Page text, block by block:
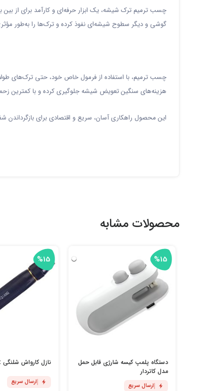
چسب ترمیم ترک شیشه، یک ابزار حرفه‌ای و کارآمد برای از
گوشی و دیگر سطوح شیشه‌ای نفوذ کرده و ترک‌ها را به‌طور
هزینه‌های سنگین تعویض شیشه جلوگیری کرده و با کمترین
این محصول راهکاری آسان، سریع و اقتصادی برای
محصولات مشابه
%15
دستگاه پلمپ کیسه شارژی قابل حمل
مدل کاتردار
ارسال سریع
%15
نازل کارواش شلنگی Jet
ارسال سریع